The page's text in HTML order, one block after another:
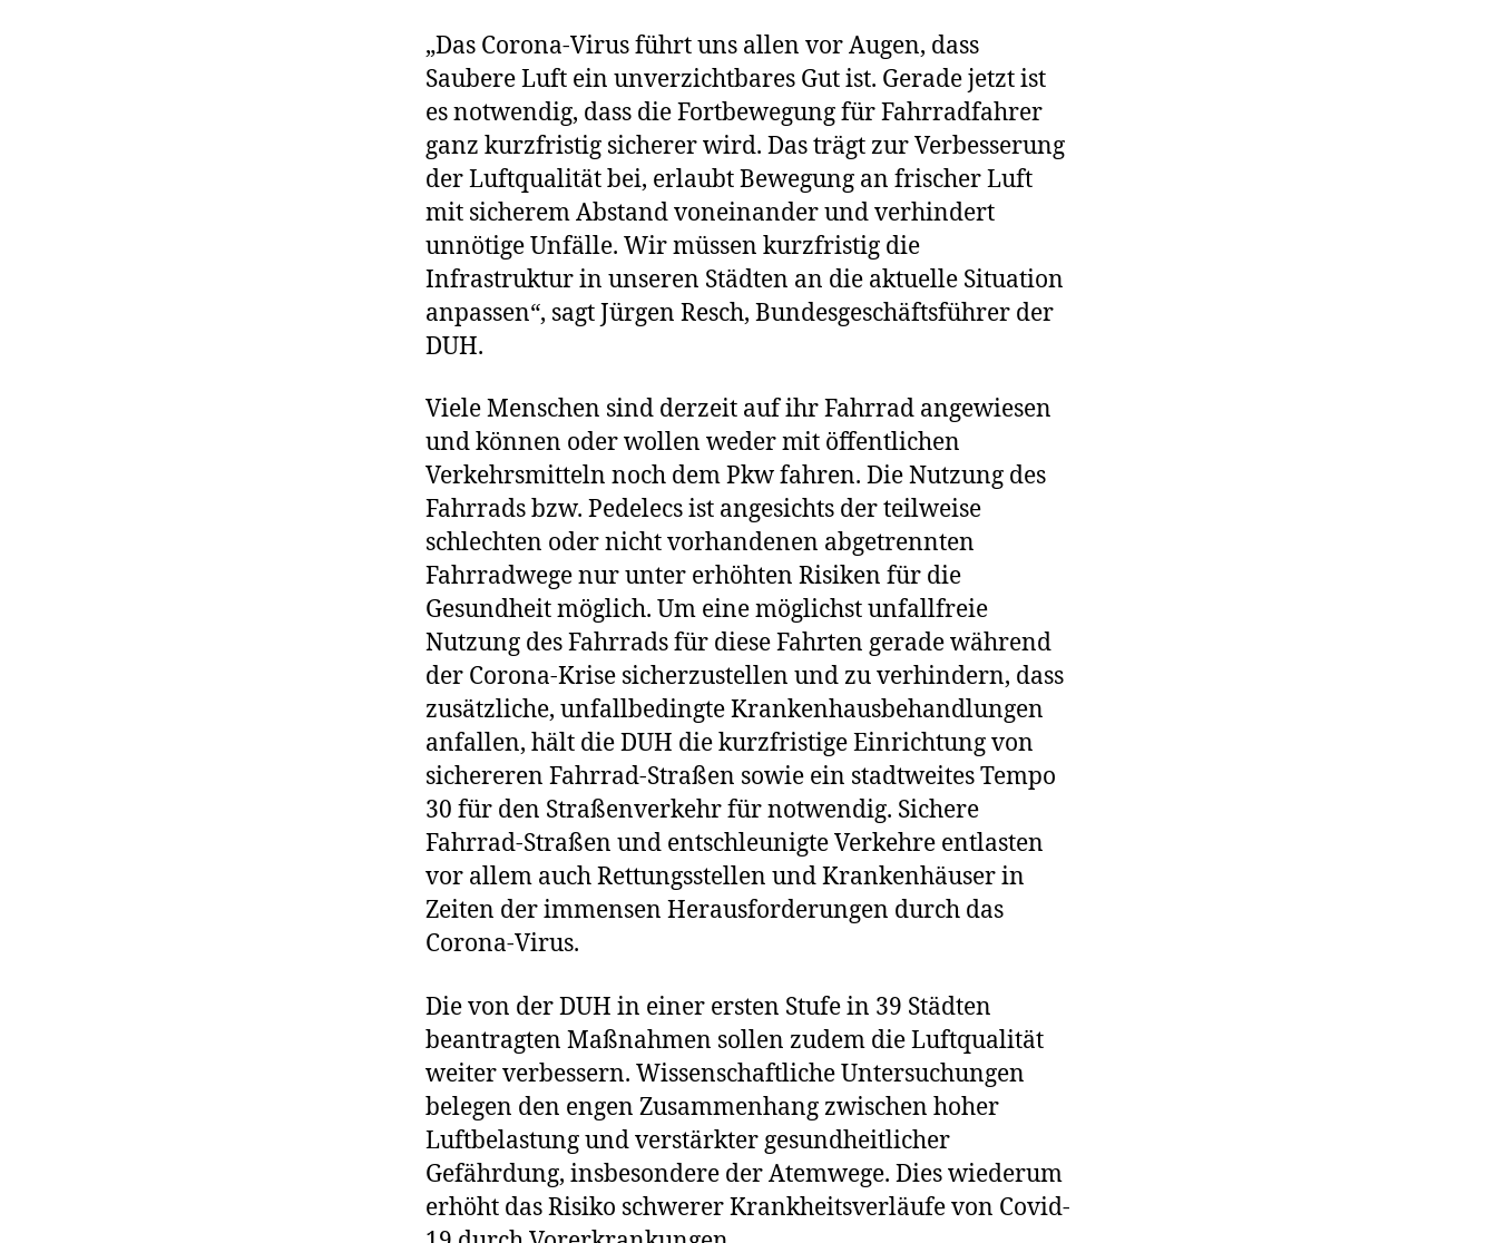
„Das Corona-Virus führt uns allen vor Augen, dass
Saubere Luft ein unverzichtbares Gut ist. Gerade jetzt ist
es notwendig, dass die Fortbewegung für Fahrradfahrer
ganz kurzfristig sicherer wird. Das trägt zur Verbesserung
der Luftqualität bei, erlaubt Bewegung an frischer Luft
mit sicherem Abstand voneinander und verhindert
unnötige Unfälle. Wir müssen kurzfristig die
Infrastruktur in unseren Städten an die aktuelle Situation
anpassen“, sagt Jürgen Resch, Bundesgeschäftsführer der
DUH.
Viele Menschen sind derzeit auf ihr Fahrrad angewiesen
und können oder wollen weder mit öffentlichen
Verkehrsmitteln noch dem Pkw fahren. Die Nutzung des
Fahrrads bzw. Pedelecs ist angesichts der teilweise
schlechten oder nicht vorhandenen abgetrennten
Fahrradwege nur unter erhöhten Risiken für die
Gesundheit möglich. Um eine möglichst unfallfreie
Nutzung des Fahrrads für diese Fahrten gerade während
der Corona-Krise sicherzustellen und zu verhindern, dass
zusätzliche, unfallbedingte Krankenhausbehandlungen
anfallen, hält die DUH die kurzfristige Einrichtung von
sichereren Fahrrad-Straßen sowie ein stadtweites Tempo
30 für den Straßenverkehr für notwendig. Sichere
Fahrrad-Straßen und entschleunigte Verkehre entlasten
vor allem auch Rettungsstellen und Krankenhäuser in
Zeiten der immensen Herausforderungen durch das
Corona-Virus.
Die von der DUH in einer ersten Stufe in 39 Städten
beantragten Maßnahmen sollen zudem die Luftqualität
weiter verbessern. Wissenschaftliche Untersuchungen
belegen den engen Zusammenhang zwischen hoher
Luftbelastung und verstärkter gesundheitlicher
Gefährdung, insbesondere der Atemwege. Dies wiederum
erhöht das Risiko schwerer Krankheitsverläufe von Covid-